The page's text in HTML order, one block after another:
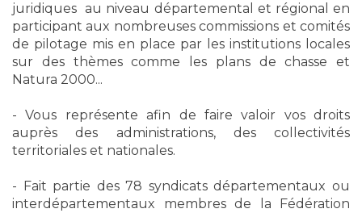
juridiques au niveau départemental et régional en
participant aux nombreuses commissions et comités
de pilotage mis en place par les institutions locales
sur des thèmes comme les plans de chasse et
Natura 2000...
- Vous représente afin de faire valoir vos droits
auprès des administrations, des collectivités
territoriales et nationales.
- Fait partie des 78 syndicats départementaux ou
interdépartementaux membres de la Fédération